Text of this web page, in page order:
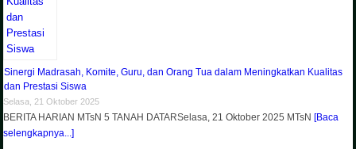
Sinergi Madrasah, Komite, Guru, dan Orang Tua dalam Meningkatkan Kualitas
dan Prestasi Siswa
Selasa, 21 Oktober 2025
BERITA HARIAN MTsN 5 TANAH DATARSelasa, 21 Oktober 2025 MTsN [Baca
selengkapnya...]